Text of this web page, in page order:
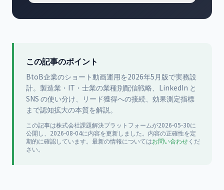
この記事のポイント
BtoB企業のショート動画運用を2026年5月版で実務設
計。製造業・IT・士業の業種別配信戦略、LinkedIn と
SNS の使い分け、リード獲得への接続、効果測定指標
まで認知拡大の本質を解説。
この記事は株式会社課題解決プラットフォームが2026-05-30に
公開し、2026-08-04に内容を更新しました。内容の正確性を定
期的に確認しています。最新の情報についてはお問い合わせくだ
さい。